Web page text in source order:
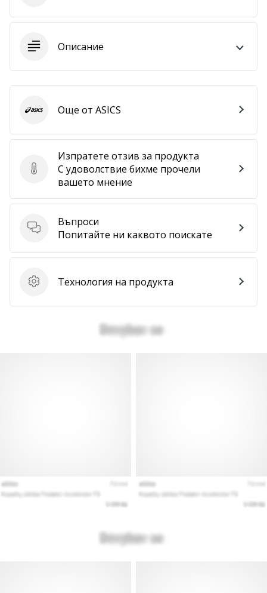
Описание
Изпратете отзив за продукта
Изпратете отзив за продукта
С удоволствие бихме прочели
вашето мнение
Въпроси
Въпроси
Попитайте ни каквото поискате
Технология на продукта
Технология на продукта
ASICSОще от ASICS